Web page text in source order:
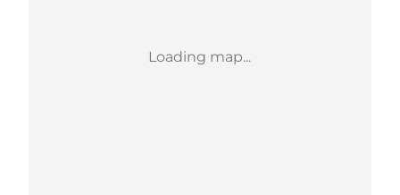
Loading map...